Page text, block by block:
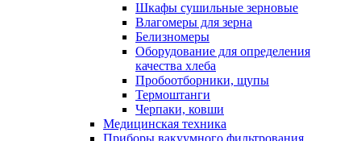
Шкафы сушильные зерновые
Влагомеры для зерна
Белизномеры
Оборудование для определения
качества хлеба
Пробоотборники, щупы
Термоштанги
Черпаки, ковши
Медицинская техника
Приборы вакуумного фильтрования